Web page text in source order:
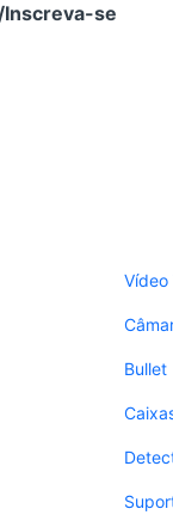
Inscreva-se
Vídeo
Bullet